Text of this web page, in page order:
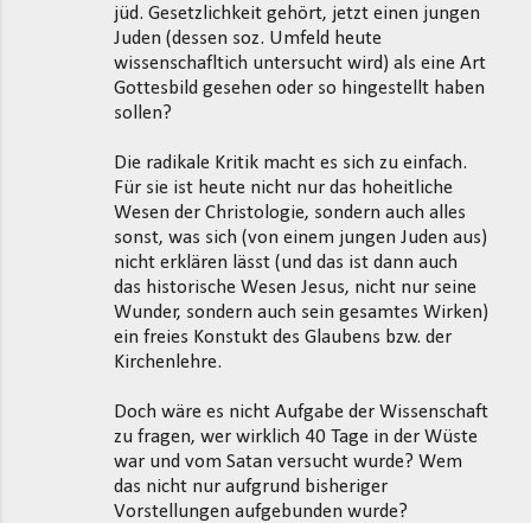
jüd. Gesetzlichkeit gehört, jetzt einen jungen
Juden (dessen soz. Umfeld heute
wissenschafltich untersucht wird) als eine Art
Gottesbild gesehen oder so hingestellt haben
sollen?
Die radikale Kritik macht es sich zu einfach.
Für sie ist heute nicht nur das hoheitliche
Wesen der Christologie, sondern auch alles
sonst, was sich (von einem jungen Juden aus)
nicht erklären lässt (und das ist dann auch
das historische Wesen Jesus, nicht nur seine
Wunder, sondern auch sein gesamtes Wirken)
ein freies Konstukt des Glaubens bzw. der
Kirchenlehre.
Doch wäre es nicht Aufgabe der Wissenschaft
zu fragen, wer wirklich 40 Tage in der Wüste
war und vom Satan versucht wurde? Wem
das nicht nur aufgrund bisheriger
Vorstellungen aufgebunden wurde?